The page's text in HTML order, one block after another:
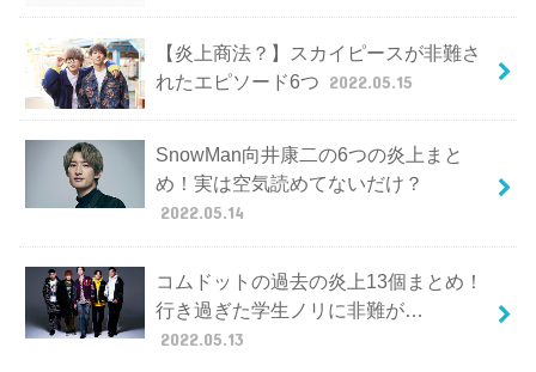
【炎上商法？】スカイピースが非難さ
れたエピソード6つ 2022.05.15
SnowMan向井康二の6つの炎上まと
め！実は空気読めてないだけ？
2022.05.14
コムドットの過去の炎上13個まとめ！
行き過ぎた学生ノリに非難が…
2022.05.13